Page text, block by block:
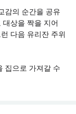
감의 순간을 공유
상을 짝을 지어
다음 유리잔 주위
집으로 가져갈 수